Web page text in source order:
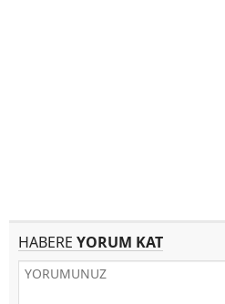
HABERE YORUM KAT